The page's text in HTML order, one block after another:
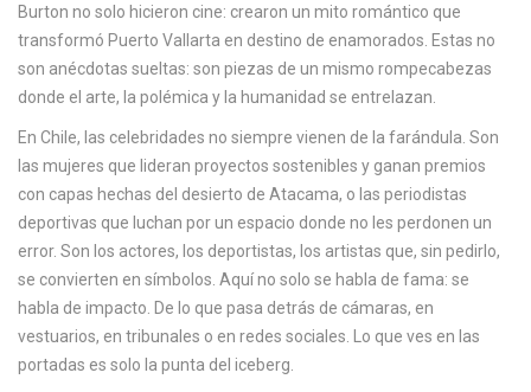
Burton no solo hicieron cine: crearon un mito romántico que
transformó Puerto Vallarta en destino de enamorados. Estas no
son anécdotas sueltas: son piezas de un mismo rompecabezas
donde el arte, la polémica y la humanidad se entrelazan.
En Chile, las celebridades no siempre vienen de la farándula. Son
las mujeres que lideran proyectos sostenibles y ganan premios
con capas hechas del desierto de Atacama, o las periodistas
deportivas que luchan por un espacio donde no les perdonen un
error. Son los actores, los deportistas, los artistas que, sin pedirlo,
se convierten en símbolos. Aquí no solo se habla de fama: se
habla de impacto. De lo que pasa detrás de cámaras, en
vestuarios, en tribunales o en redes sociales. Lo que ves en las
portadas es solo la punta del iceberg.